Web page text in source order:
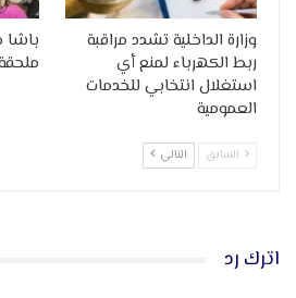
وزارة الداخلية تشدد مراقبة
ربط الكهرباء لمنع أي
استغلال انتخابي للخدمات
العمومية
باشا
السابق التالي
اترك رد